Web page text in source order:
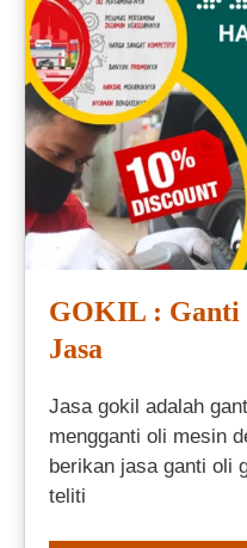
GOKIL : Ganti
Jasa
Jasa gokil adalah
mengganti oli mesin
berikan jasa ganti oli
teliti